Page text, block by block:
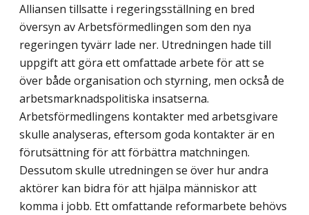
Alliansen tillsatte i regeringsställning en bred
översyn av Arbetsförmedlingen som den nya
regeringen tyvärr lade ner. Utredningen hade till
uppgift att göra ett omfattade arbete för att se
över både organisation och styrning, men också de
arbetsmarknadspolitiska insatserna.
Arbetsförmedlingens kontakter med arbetsgivare
skulle analyseras, eftersom goda kontakter är en
förutsättning för att förbättra matchningen.
Dessutom skulle utredningen se över hur andra
aktörer kan bidra för att hjälpa människor att
komma i jobb. Ett omfattande reformarbete behövs